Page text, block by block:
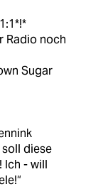
Radio noch
Sugar
soll diese
Ich - will